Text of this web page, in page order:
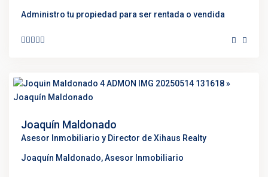
Administro tu propiedad para ser rentada o vendida
Joaquín Maldonado
Asesor Inmobiliario y Director de Xihaus Realty
Joaquín Maldonado, Asesor Inmobiliario